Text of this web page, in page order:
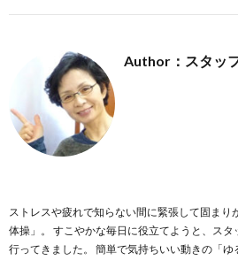
Author：スタッ
ストレスや疲れで知らない間に緊張して固まり
体操」。 すこやかな毎日に役立てようと、ス
行ってきました。 簡単で気持ちいい動きの「